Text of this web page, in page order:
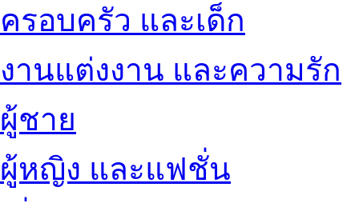
ครอบครัว และเด็ก
งานแต่งงาน และความรัก
ผู้ชาย
ผู้หญิง และแฟชั่น